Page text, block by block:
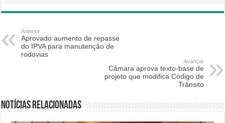
Anterior
Aprovado aumento de repasse
do IPVA para manutenção de
rodovias
Avançar
Câmara aprova texto-base de
projeto que modifica Código de
Trânsito
Notícias relacionadas